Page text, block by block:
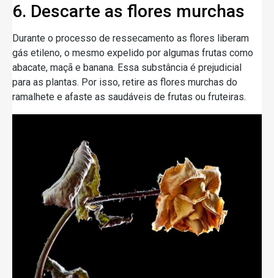
6. Descarte as flores murchas
Durante o processo de ressecamento as flores liberam
gás etileno, o mesmo expelido por algumas frutas como
abacate, maçã e banana. Essa substância é prejudicial
para as plantas. Por isso, retire as flores murchas do
ramalhete e afaste as saudáveis de frutas ou fruteiras.